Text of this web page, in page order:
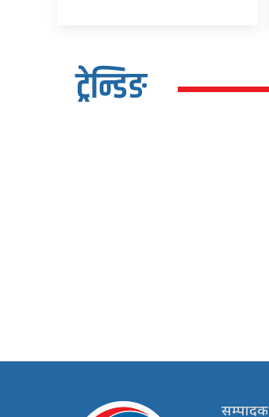
ट्रेन्डिङ
सम्पादक